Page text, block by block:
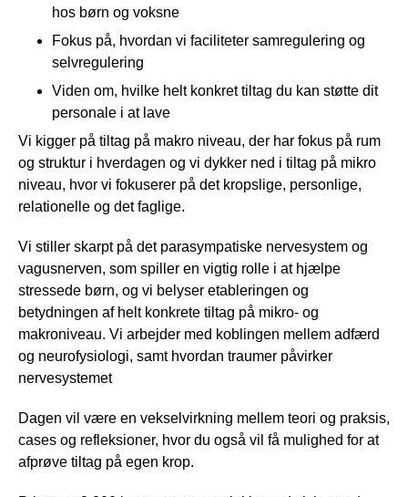
hos børn og voksne
Fokus på, hvordan vi faciliteter samregulering og
selvregulering
Viden om, hvilke helt konkret tiltag du kan støtte dit
personale i at lave
Vi kigger på tiltag på makro niveau, der har fokus på rum
og struktur i hverdagen og vi dykker ned i tiltag på mikro
niveau, hvor vi fokuserer på det kropslige, personlige,
relationelle og det faglige.
Vi stiller skarpt på det parasympatiske nervesystem og
vagusnerven, som spiller en vigtig rolle i at hjælpe
stressede børn, og vi belyser etableringen og
betydningen af helt konkrete tiltag på mikro- og
makroniveau. Vi arbejder med koblingen mellem adfærd
og neurofysiologi, samt hvordan traumer påvirker
nervesystemet
Dagen vil være en vekselvirkning mellem teori og praksis,
cases og refleksioner, hvor du også vil få mulighed for at
afprøve tiltag på egen krop.